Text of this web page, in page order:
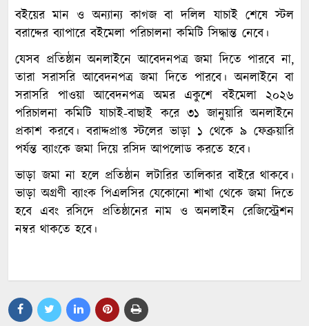
বইয়ের মান ও অন্যান্য কাগজ বা দলিল যাচাই শেষে স্টল
বরাদ্দের ব্যাপারে বইমেলা পরিচালনা কমিটি সিদ্ধান্ত নেবে।
যেসব প্রতিষ্ঠান অনলাইনে আবেদনপত্র জমা দিতে পারবে না,
তারা সরাসরি আবেদনপত্র জমা দিতে পারবে। অনলাইনে বা
সরাসরি পাওয়া আবেদনপত্র অমর একুশে বইমেলা ২০২৬
পরিচালনা কমিটি যাচাই-বাছাই করে ৩১ জানুয়ারি অনলাইনে
প্রকাশ করবে। বরাদ্দপ্রাপ্ত স্টলের ভাড়া ১ থেকে ৯ ফেব্রুয়ারি
পর্যন্ত ব্যাংকে জমা দিয়ে রসিদ আপলোড করতে হবে।
ভাড়া জমা না হলে প্রতিষ্ঠান লটারির তালিকার বাইরে থাকবে।
ভাড়া অগ্রণী ব্যাংক পিএলসির যেকোনো শাখা থেকে জমা দিতে
হবে এবং রসিদে প্রতিষ্ঠানের নাম ও অনলাইন রেজিস্ট্রেশন
নম্বর থাকতে হবে।